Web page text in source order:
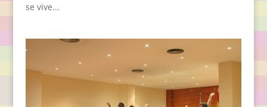
se vive...